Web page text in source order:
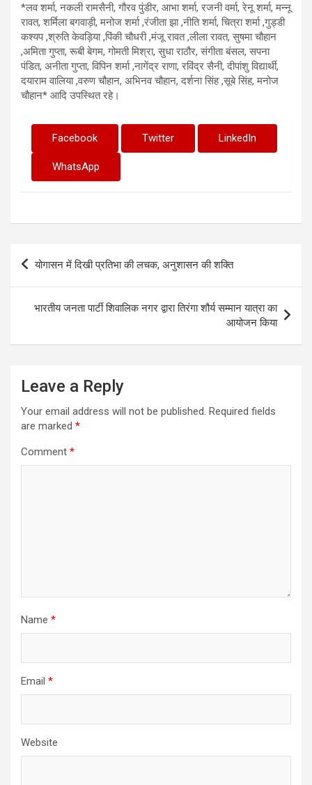
*लव शर्मा, नकली रामसैनी, गौरव पुंडीर, आभा शर्मा, रजनी वर्मा, रेनू शर्मा, मन्नू
रावत, शर्मिला बगवाड़ी, मनोज शर्मा ,रंजीता झा ,नीति शर्मा, चित्रा शर्मा ,गुड्डी
कश्यप ,श्रुति केवड़िया ,पिंकी चौधरी ,मंजू रावत ,लीला रावत, सुषमा चौहान
,अमिता गुप्ता, रूबी बेगम, गोमती मिश्रा, सुधा राठौर, संगीता बंसल, सपना
पंडित, अनीता गुप्ता, विपिन शर्मा ,नागेंद्र राणा, रविंद्र सैनी, दीपांशु विद्यार्थी,
दयाराम वालिया ,वरुण चौहान, अभिनव चौहान, दर्शना सिंह ,सूबे सिंह, मनोज
चौहान* आदि उपस्थित रहे।
Facebook Twitter LinkedIn
WhatsApp
Post
‎योगासन में दिखी प्रतिभा की लचक, अनुशासन की शक्ति
भारतीय जनता पार्टी शिवालिक नगर द्वारा तिरंगा शौर्य सम्मान यात्रा का
आयोजन किया
Leave a Reply
Your email address will not be published. Required fields
are marked *
Comment *
Name *
Email *
Website